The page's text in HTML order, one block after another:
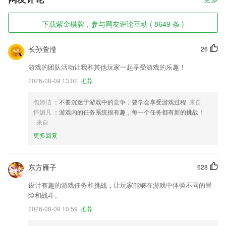
下载紫金棋牌，参与网友评论互动 ( 8649 条 )
26
长孙萱滢
游戏的团队活动让我和其他玩家一起享受游戏的乐趣！
2026-08-09 13:02 推荐
包婷洁 ：不要沉迷于游戏中的竞争，要学会享受游戏过程 来自
怀媚凡 ：游戏内的任务系统很有趣，每一个任务都有新的挑战！
来自
更多回复
628
东方雁子
设计有趣的游戏任务和挑战，让玩家能够在游戏中体验不同的冒
险和战斗。
2026-08-09 10:59 推荐